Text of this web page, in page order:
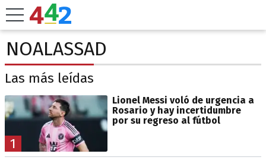
NOALASSAD
Las más leídas
1
Lionel Messi voló de urgencia a
Rosario y hay incertidumbre
por su regreso al fútbol